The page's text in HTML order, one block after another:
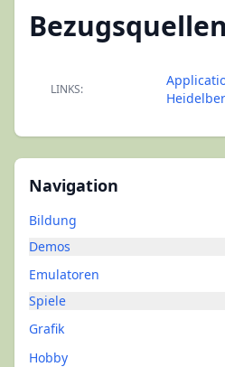
Navigation
Bildung
Demos
Emulatoren
Spiele
Grafik
Hobby
Bezugsquellen
LINKS: